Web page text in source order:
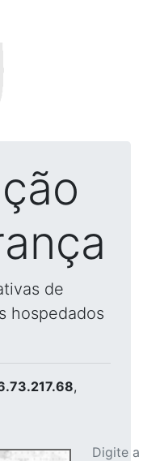
de
hospedados
,
Digite